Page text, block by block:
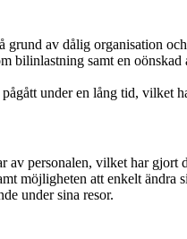
av dålig organisation
bilinlastning samt en
under en lång tid, vilket
personalen, vilket har gjort
möjligheten att enkelt ändra
under sina resor.